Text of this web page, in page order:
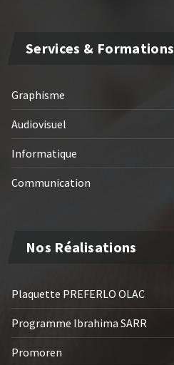
Services & Formations
Graphisme
Audiovisuel
Informatique
Communication
Nos Réalisations
Plaquette PREFERLO OLAC
Programme Ibrahima SARR
Promoren